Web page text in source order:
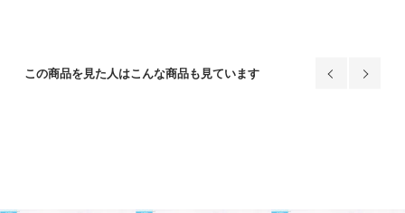
この商品を見た人はこんな商品も見ています